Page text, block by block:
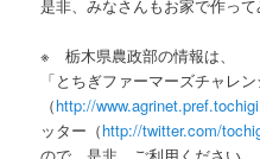
是非、みなさんもお家で作って
※ 栃木県農政部の情報は、
「とちぎファーマーズチャレ
（http://
ッター（http://twitter.com/